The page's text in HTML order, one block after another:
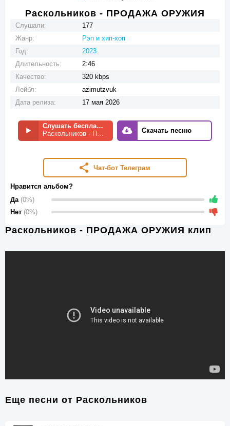
Раскольников - ПРОДАЖА ОРУЖИЯ
Слушали:
177
Жанр:
Рэп и хип-хоп
Год:
2023
Длительность:
2:46
Качество:
320 kbps
Лейбл:
azimutzvuk
Дата релиза:
17 мая 2026
Слушать бесплатно
Раскольников - ПРОДАЖА ОРУЖИЯ
Скачать песню
Чат-бот Телеграм
Нравится альбом?
Да (0%)
Нет (0%)
Раскольников - ПРОДАЖА ОРУЖИЯ клип
Еще песни от Раскольников